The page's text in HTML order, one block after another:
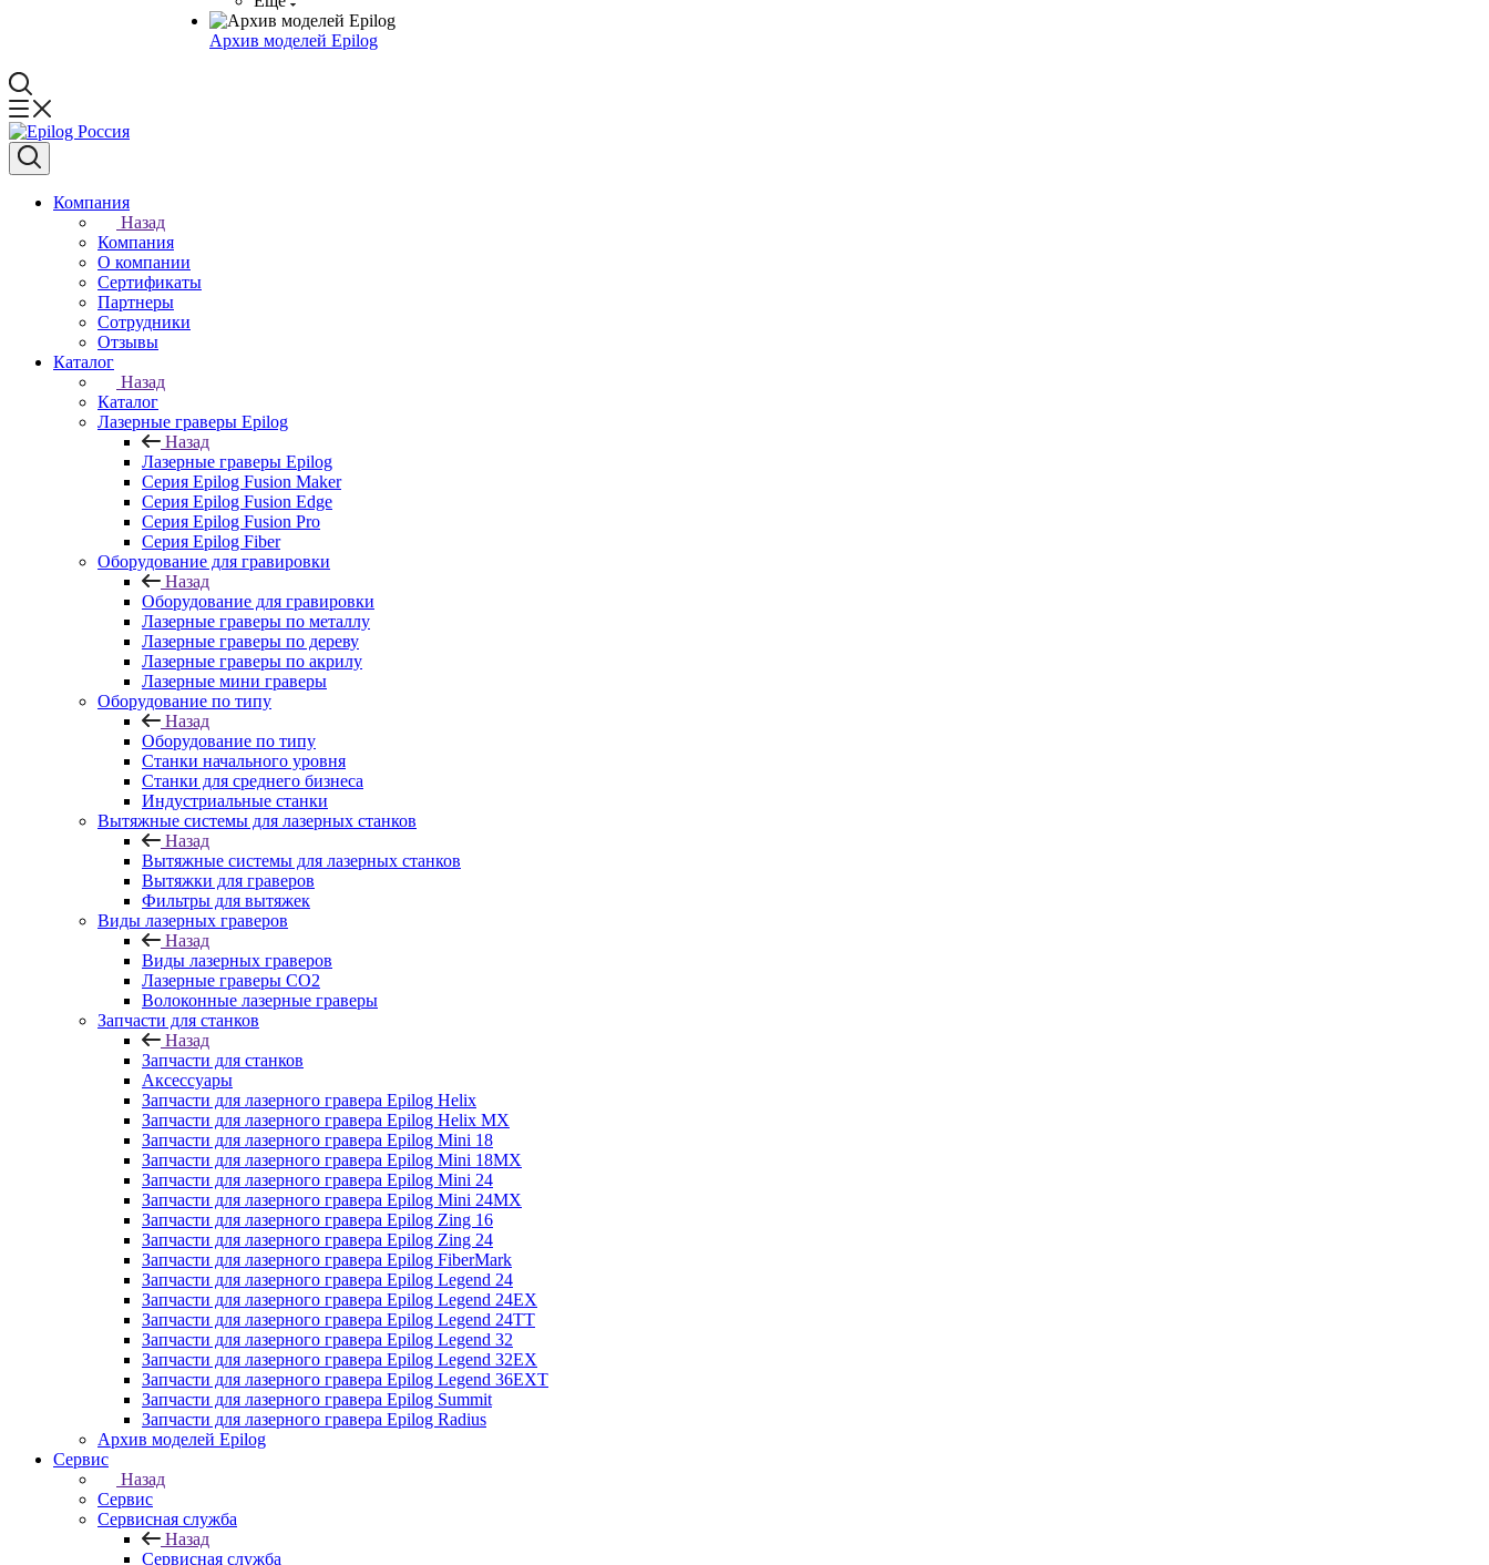
Архив моделей Epilog
Компания
Назад
Компания
О компании
Сертификаты
Партнеры
Сотрудники
Отзывы
Каталог
Назад
Каталог
Лазерные граверы Epilog
Назад
Лазерные граверы Epilog
Серия Epilog Fusion Maker
Серия Epilog Fusion Edge
Серия Epilog Fusion Pro
Серия Epilog Fiber
Оборудование для гравировки
Назад
Оборудование для гравировки
Лазерные граверы по металлу
Лазерные граверы по дереву
Лазерные граверы по акрилу
Лазерные мини граверы
Оборудование по типу
Назад
Оборудование по типу
Cтанки начального уровня
Станки для среднего бизнеса
Индустриальные станки
Вытяжные системы для лазерных станков
Назад
Вытяжные системы для лазерных станков
Вытяжки для граверов
Фильтры для вытяжек
Виды лазерных граверов
Назад
Виды лазерных граверов
Лазерные граверы СО2
Волоконные лазерные граверы
Запчасти для станков
Назад
Запчасти для станков
Аксессуары
Запчасти для лазерного гравера Epilog Helix
Запчасти для лазерного гравера Epilog Helix MX
Запчасти для лазерного гравера Epilog Mini 18
Запчасти для лазерного гравера Epilog Mini 18MX
Запчасти для лазерного гравера Epilog Mini 24
Запчасти для лазерного гравера Epilog Mini 24MX
Запчасти для лазерного гравера Epilog Zing 16
Запчасти для лазерного гравера Epilog Zing 24
Запчасти для лазерного гравера Epilog FiberMark
Запчасти для лазерного гравера Epilog Legend 24
Запчасти для лазерного гравера Epilog Legend 24EX
Запчасти для лазерного гравера Epilog Legend 24TT
Запчасти для лазерного гравера Epilog Legend 32
Запчасти для лазерного гравера Epilog Legend 32EX
Запчасти для лазерного гравера Epilog Legend 36EXT
Запчасти для лазерного гравера Epilog Summit
Запчасти для лазерного гравера Epilog Radius
Архив моделей Epilog
Сервис
Назад
Сервис
Сервисная служба
Назад
Сервисная служба